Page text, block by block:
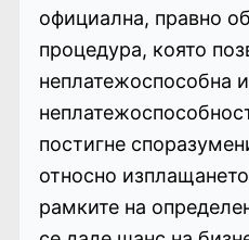
официална, правно
процедура, която
неплатежоспособна
постигне
относно
рамките на